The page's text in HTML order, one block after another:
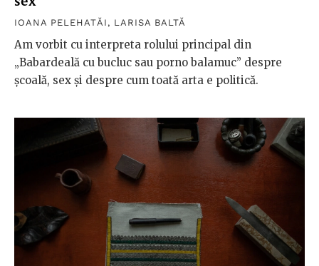
IOANA PELEHATĂI , LARISA BALTĂ
Am vorbit cu interpreta rolului principal din
„Babardeală cu bucluc sau porno balamuc” despre
școală, sex și despre cum toată arta e politică.